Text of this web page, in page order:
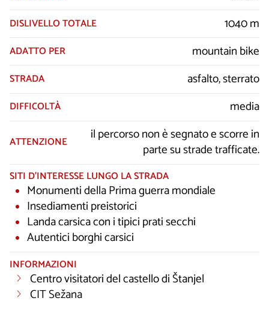
DISLIVELLO TOTALE 1040 m
ADATTO PER mountain bike
STRADA asfalto, sterrato
DIFFICOLTÀ media
ATTENZIONE
il percorso non è segnato e scorre in
parte su strade trafficate.
SITI D’INTERESSE LUNGO LA STRADA
Monumenti della Prima guerra mondiale
Insediamenti preistorici
Landa carsica con i tipici prati secchi
Autentici borghi carsici
INFORMAZIONI
Centro visitatori del castello di Štanjel
CIT Sežana